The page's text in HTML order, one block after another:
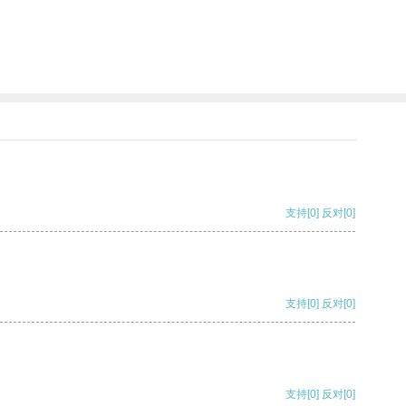
支持[0] 反对[0]
支持[0] 反对[0]
支持[0] 反对[0]